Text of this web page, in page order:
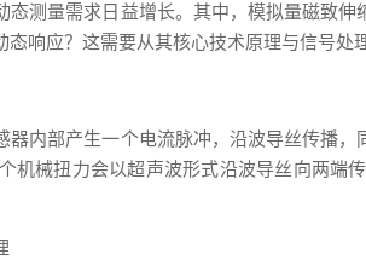
测量需求日益增长。其中，模拟量磁致
响应？这需要从其核心技术原理与信号处
内部产生一个电流脉冲，沿波导丝传播
机械扭力会以超声波形式沿波导丝向两